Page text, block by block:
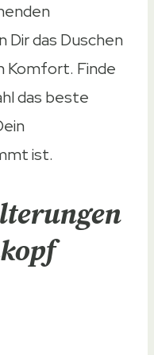
das Duschen
Komfort. Finde
das beste
ist.